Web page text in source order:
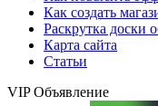
Как создать
Раскрутка доски
Карта сайта
Статьи
VIP Объявление